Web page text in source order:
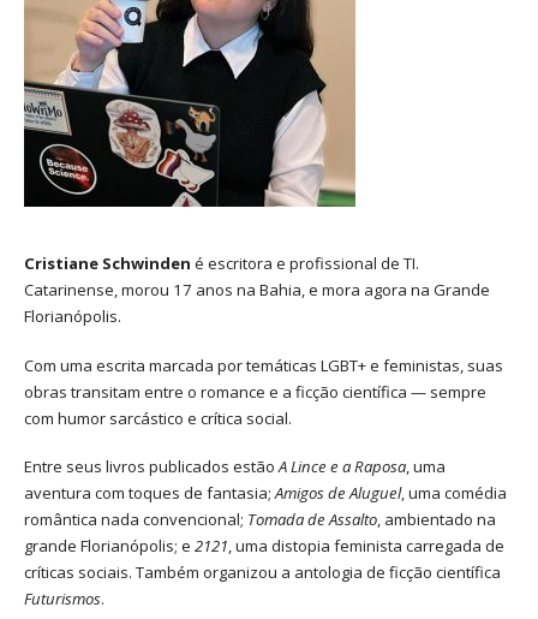
Cristiane Schwinden é escritora e profissional de TI.
Catarinense, morou 17 anos na Bahia, e mora agora na Grande
Florianópolis.
Com uma escrita marcada por temáticas LGBT+ e feministas, suas
obras transitam entre o romance e a ficção científica — sempre
com humor sarcástico e crítica social.
Entre seus livros publicados estãoA Lince e a Raposa, uma
aventura com toques de fantasia;Amigos de Aluguel, uma comédia
romântica nada convencional; Tomada de Assalto, ambientado na
grande Florianópolis; e 2121, uma distopia feminista carregada de
críticas sociais. Também organizou a antologia de ficção científica
Futurismos.